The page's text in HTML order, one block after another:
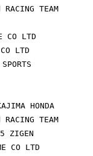
TEAM
CO LTD
LTD
HONDA
TEAM
5 ZIGEN
CO LTD